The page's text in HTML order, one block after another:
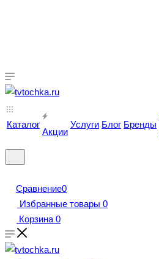
Каталог
Акции
Услуги Блог Бренды
Сравнение0
Избранные товары 0
Корзина 0